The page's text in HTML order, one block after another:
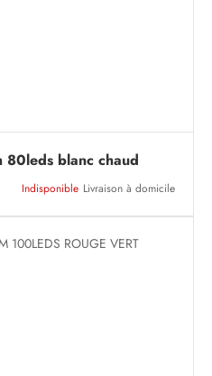
blanc chaud
Indisponible Livraison à domicile